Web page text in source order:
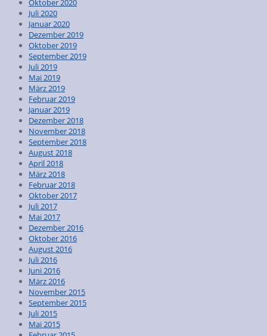
Oktober 2020
Juli 2020
Januar 2020
Dezember 2019
Oktober 2019
September 2019
Juli 2019
Mai 2019
März 2019
Februar 2019
Januar 2019
Dezember 2018
November 2018
September 2018
August 2018
April 2018
März 2018
Februar 2018
Oktober 2017
Juli 2017
Mai 2017
Dezember 2016
Oktober 2016
August 2016
Juli 2016
Juni 2016
März 2016
November 2015
September 2015
Juli 2015
Mai 2015